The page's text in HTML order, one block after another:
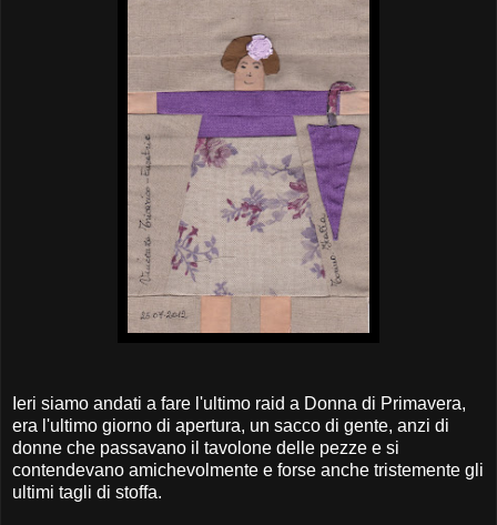
Ieri siamo andati a fare l'ultimo raid a Donna di Primavera,
era l'ultimo giorno di apertura, un sacco di gente, anzi di
donne che passavano il tavolone delle pezze e si
contendevano amichevolmente e forse anche tristemente gli
ultimi tagli di stoffa.